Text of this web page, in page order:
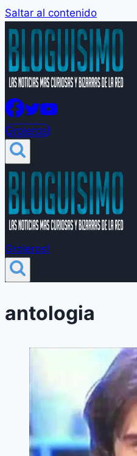
Saltar al contenido
Groleros!
Groleros!
antologia